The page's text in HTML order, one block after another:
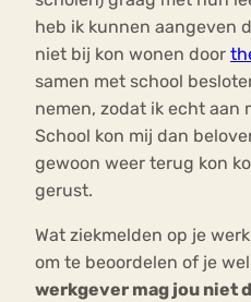
heb ik kunnen aangeven
niet bij kon wonen door
samen met school
nemen, zodat ik echt aan
School kon mij dan
gewoon weer terug kon
gerust.
Wat ziekmelden op je
om te beoordelen of je
werkgever mag jou niet